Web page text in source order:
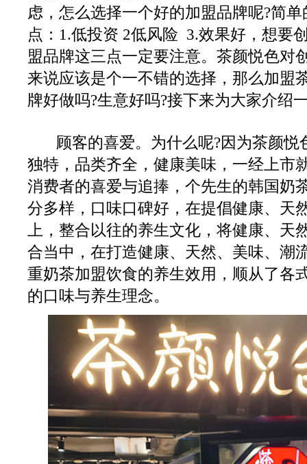
虑，怎么选择一个好的加盟品牌呢?简
点：1.低投资 2低风险 3.效果好，想要
盟品牌这三点一定要注意。茶颜悦色对
来说应该是个一不错的选择，那么加盟
牌好做吗?生意好吗?接下来为大家介绍
顾客的喜爱。为什么呢?因为茶颜悦
独特，品类齐全，健康美味，一经上市
消费者的喜爱与追捧，个先生的韩国奶
分多样，口味口碑好，在提倡健康、天
上，整合以往的养生文化，将健康、天
合当中，在打造健康、天然、美味、潮
重奶茶加盟饮食的养生效用，顺从了各
的口味与养生理念。